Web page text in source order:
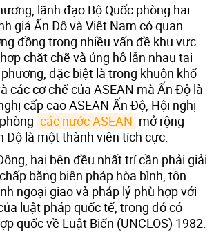
lãnh đạo Bộ Quốc phòng hai
giá Ấn Độ và Việt Nam có quan
đồng trong nhiều vấn đề khu vực
chặt chẽ và ủng hộ lẫn nhau tại
đặc biệt là trong khuôn khổ
các cơ chế của ASEAN mà Ấn Độ là
cấp cao ASEAN-Ấn Độ, Hội nghị
các nước ASEAN mở rộng
Độ là một thành viên tích cực.
hai bên đều nhất trí cần phải giải
bằng biện pháp hòa bình, tôn
ngoại giao và pháp lý phù hợp với
luật pháp quốc tế, trong đó có
quốc về Luật Biển (UNCLOS) 1982.